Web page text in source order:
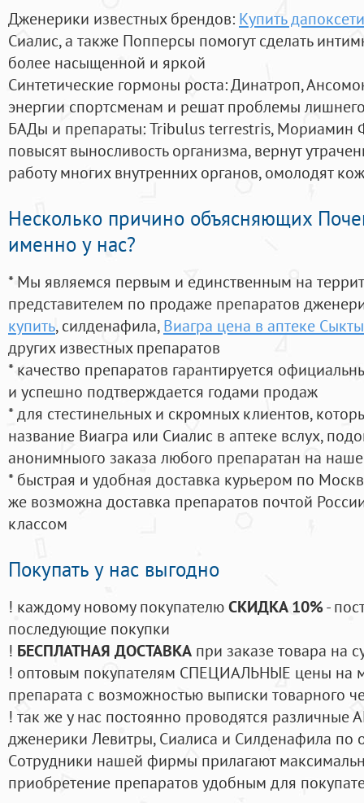
Дженерики известных брендов: Купить
Сиалис, а также Попперсы помогут сделать
более насыщенной и яркой
Синтетические гормоны роста: Динатроп,
энергии спортсменам и решат проблемы
БАДы и препараты:Tribulus terrestris, Мориамин
повысят выносливость организма, вернут
работу многих внутренних органов, омолодят
Несколько причино объясняющих
именно у нас?
* Мы являемся первым и единственным на
представителем по продаже препаратов
купить, силденафила, Виагра цена в аптеке
других известных препаратов
* качество препаратов гарантируется
и успешно подтверждается годами продаж
* для стестинельных и скромных клиентов,
название Виагра или Сиалис в аптеке вслух,
анонимныого заказа любого препаратан на
* быстрая и удобная доставка курьером по
же возможна доставка препаратов почтой
классом
Покупать у нас выгодно
! каждому новому покупателюСКИДКА 10%-
последующие покупки
! БЕСПЛАТНАЯ ДОСТАВКА при заказе товара на
! оптовым покупателям СПЕЦИАЛЬНЫЕ цены на
препарата с возможностью выписки товарного
! так же у нас постоянно проводятся
дженерики Левитры, Сиалиса и Силденафила по
Cотрудники нашей фирмы прилагают
приобретение препаратов удобным для